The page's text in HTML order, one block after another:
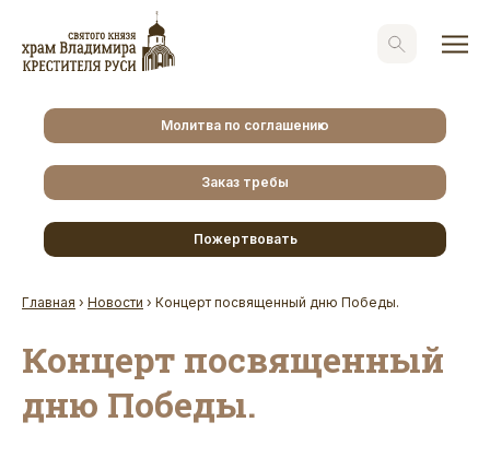
Молитва по соглашению
Заказ требы
Пожертвовать
Главная › Новости › Концерт посвященный дню Победы.
Концерт посвященный
дню Победы.